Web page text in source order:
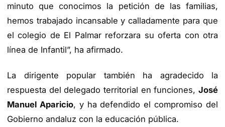
minuto que conocimos la petición de las familias,
hemos trabajado incansable y calladamente para que
el colegio de El Palmar reforzara su oferta con otra
línea de Infantil”, ha afirmado.
La dirigente popular también ha agradecido la
respuesta del delegado territorial en funciones, José
Manuel Aparicio, y ha defendido el compromiso del
Gobierno andaluz con la educación pública.